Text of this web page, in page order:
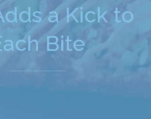
a Kick to
Bite